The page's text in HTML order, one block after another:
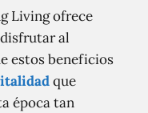
Living ofrece
al
estos beneficios
que
época tan